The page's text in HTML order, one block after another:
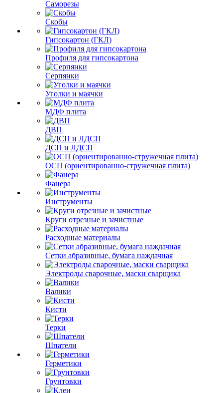
Саморезы
Скобы
Гипсокартон (ГКЛ)
Профиля для гипсокартона
Серпянки
Уголки и маячки
МДФ плита
ДВП
ДСП и ЛДСП
ОСП (ориентированно-стружечная плита)
Фанера
Инструменты
Круги отрезные и зачистные
Расходные материалы
Сетки абразивные, бумага наждачная
Электроды сварочные, маски сварщика
Валики
Кисти
Терки
Шпатели
Герметики
Грунтовки